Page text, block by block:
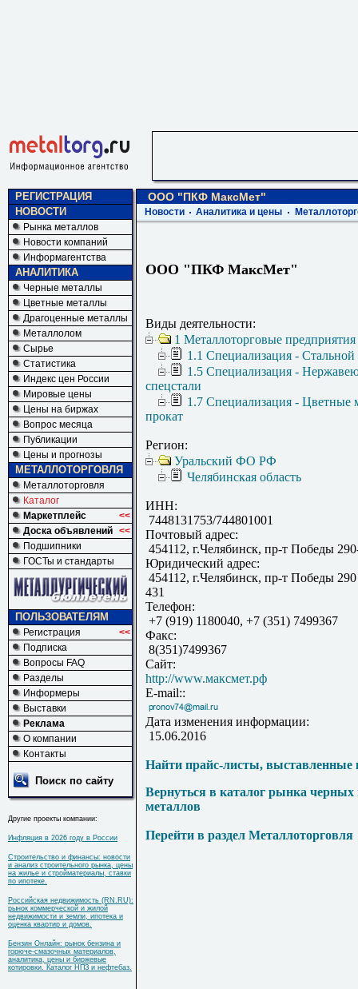
РЕГИСТРАЦИЯ
НОВОСТИ
Рынка металлов
Новости компаний
Информагентства
АНАЛИТИКА
Черные металлы
Цветные металлы
Драгоценные металлы
Металлолом
Сырье
Статистика
Индекс цен России
Мировые цены
Цены на биржах
Вопрос месяца
Публикации
Цены и прогнозы
МЕТАЛЛОТОРГОВЛЯ
Металлоторговля
Каталог
Маркетплейс
<<
Доска объявлений <<
Подшипники
ГОСТы и стандарты
ПОЛЬЗОВАТЕЛЯМ
Регистрация
<<
Подписка
Вопросы FAQ
Разделы
Информеры
Выставки
Реклама
О компании
Контакты
Поиск по сайту
Другие проекты компании:
Инфляция в 2026 году в России
Строительство и финансы: новости
и анализ строительного рынка, цены
на жилье и стройматериалы, ставки
по ипотеке.
Российская недвижимость (RN.RU):
рынок коммерческой и жилой
недвижимости и земли, ипотека и
оценка квартир и домов.
Бензин Онлайн: рынок бензина и
горюче-смазочных материалов,
аналитика, цены и биржевые
котировки. Каталог НПЗ и нефтебаз.
ООО "ПКФ МаксМет"
Новости Аналитика и цены
ООО "ПКФ МаксМет"
Виды деятельности:
1 Металлоторговые
1.1 Специализация - Стальной
1.5 Специализация -
спецстали
1.7 Специализация - Цветные
прокат
Регион:
Уральский ФО РФ
Челябинская область
ИНН:
7448131753/744801001
Почтовый адрес:
454112, г.Челябинск, пр-т Победы
Юридический адрес:
454112, г.Челябинск, пр-т Победы
431
Телефон:
+7 (919) 1180040, +7 (351) 7499367
Факс:
8(351)7499367
Сайт:
http://www.максмет.рф
E-mail::
Дата изменения информации:
15.06.2016
Найти прайс-листы, выставленные
Вернуться в каталог рынка
металлов
Перейти в раздел Металлоторговля